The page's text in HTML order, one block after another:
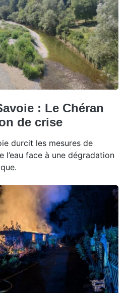
: Le Chéran
de crise
durcit les mesures de
l’eau face à une dégradation